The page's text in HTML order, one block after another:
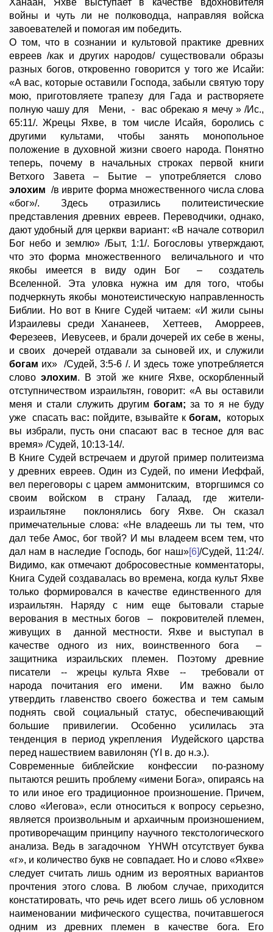
Ханаан, Яхве выступает в качестве вдохновителя
войны и чуть ли не полководца, направляя войска
завоевателей и помогая им победить.
О том, что в сознании и культовой практике древних
евреев /как и других народов/ существовали образы
разных богов, откровенно говорится у того же Исайи:
«А вас, которые оставили Господа, забыли святую тору
мою, приготовляете трапезу для Гада и растворяете
полную чашу для Мени, - вас обрекаю я мечу » /Ис.,
65:11/. Жрецы Яхве, в том числе Исайя, боролись с
другими культами, чтобы занять монопольное
положение в духовной жизни своего народа. Понятно
теперь, почему в начальных строках первой книги
Ветхого Завета – Бытие – употребляется слово
элохим /в иврите форма множественного числа слова
«бог»/. Здесь отразились политеистические
представления древних евреев. Переводчики, однако,
дают удобный для церкви вариант: «В начале сотворил
Бог небо и землю» /Быт, 1:1/. Богословы утверждают,
что это форма множественного величального и что
якобы имеется в виду один Бог – создатель
Вселенной. Эта уловка нужна им для того, чтобы
подчеркнуть якобы монотеистическую направленность
Библии. Но вот в Книге Судей читаем: «И жили сыны
Израилевы среди Хананеев, Хеттеев, Аморреев,
Ферезеев, Иевусеев, и брали дочерей их себе в жены,
и своих дочерей отдавали за сыновей их, и служили
богам их» /Судей, 3:5-6 /. И здесь тоже употребляется
словоэлохим. В этой же книге Яхве, оскорбленный
отступничеством израильтян, говорит: «А вы оставили
меня и стали служить другим богам;за то я не буду
уже спасать вас: пойдите, взывайте к богам, которых
вы избрали, пусть они спасают вас в тесное для вас
время» /Судей, 10:13-14/.
В Книге Судей встречаем и другой пример политеизма
у древних евреев. Один из Судей, по имени Иеффай,
вел переговоры с царем аммонитским, вторгшимся со
своим войском в страну Галаад, где жители-
израильтяне поклонялись богу Яхве. Он сказал
примечательные слова: «Не владеешь ли ты тем, что
дал тебе Амос, бог твой? И мы владеем всем тем, что
дал нам в наследие Господь, бог наш»[6]/Cудей, 11:24/.
Видимо, как отмечают добросовестные комментаторы,
Книга Судей создавалась во времена, когда культ Яхве
только формировался в качестве единственного для
израильтян. Наряду с ним еще бытовали старые
верования в местных богов – покровителей племен,
живущих в данной местности. Яхве и выступал в
качестве одного из них, воинственного бога –
защитника израильских племен. Поэтому древние
писатели -- жрецы культа Яхве -- требовали от
народа почитания его имени. Им важно было
утвердить главенство своего божества и тем самым
поднять свой социальный статус, обеспечивающий
большие привилегии. Особенно усилилась эта
тенденция в период укрепления Иудейского царства
перед нашествием вавилонян (YI в. до н.э.).
Современные библейские конфессии по-разному
пытаются решить проблему «имени Бога», опираясь на
то или иное его традиционное произношение. Причем,
слово «Иегова», если относиться к вопросу серьезно,
является произвольным и архаичным произношением,
противоречащим принципу научного текстологического
анализа. Ведь в загадочном YHWH отсутствует буква
«г», и количество букв не совпадает. Но и слово «Яхве»
следует считать лишь одним из вероятных вариантов
прочтения этого слова. В любом случае, приходится
констатировать, что речь идет всего лишь об условном
наименовании мифического существа, почитавшегося
одним из древних племен в качестве бога. Его